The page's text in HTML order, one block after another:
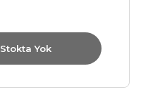
Stokta Yok